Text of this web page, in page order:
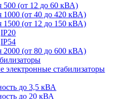
500 (от 12 до 60 кВА)
1000 (от 40 до 420 кВА)
1500 (от 12 до 150 кВА)
IP20
IP54
2000 (от 80 до 600 кВА)
электронные стабилизаторы
до 3,5 кВА
до 20 кВА